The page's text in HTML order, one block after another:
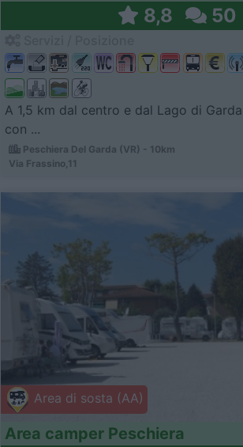
8,8 50
A 1,5 km dal centro e dal Lago di
con ...
Peschiera Del Garda (VR) - 10km
Via Frassino,11
Area di sosta (AA)
Area camper Peschiera